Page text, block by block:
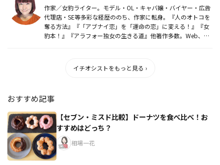
作家／女豹ライター。モデル・OL・キャバ嬢・バイヤー・広告
代理店・SE等多彩な経歴ののち、作家に転身。『人のオトコを
奪る方法』『「アブナイ恋」を「運命の恋」に変える！』『女
豹本！』『アラフォー独女の生きる道』他著作多数。Web、雑
イチオシストをもっと見る ›
おすすめ記事
【セブン・ミスド比較】ドーナツを食べ比べ！お
すすめはどっち？
相場一花